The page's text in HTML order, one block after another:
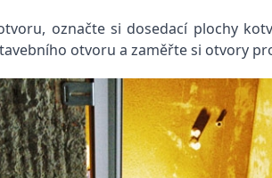
označte si dosedací plochy
otvoru a zaměřte si otvory